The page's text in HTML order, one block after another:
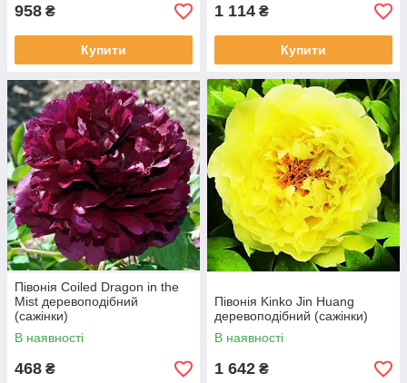
958 ₴
Купити
1 114 ₴
Купити
Півонія Coiled Dragon in the
Mist деревоподібний
(сажінки)
В наявності
468 ₴
Півонія Kinko Jin Huang
деревоподібний (сажінки)
В наявності
1 642 ₴